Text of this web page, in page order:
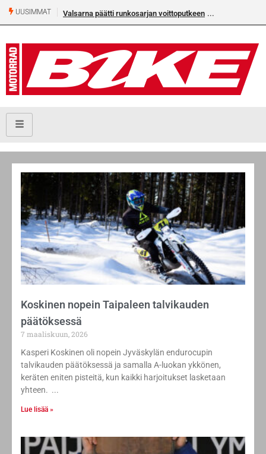
UUSIMMAT
päätti runkosarjan voittoputkeen
Älä missaa tämän kesän suurta Bike-
Koskinen nopein Taipaleen talvikauden
päätöksessä
7 maaliskuun, 2026
Kasperi Koskinen oli nopein Jyväskylän endurocupin
talvikauden päätöksessä ja samalla A-luokan ykkönen,
keräten eniten pisteitä, kun kaikki harjoitukset lasketaan
yhteen.
Lue lisää »